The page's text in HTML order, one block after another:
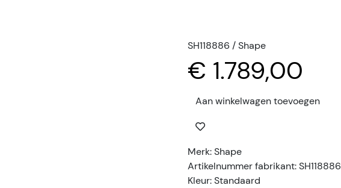
SH118886 / Shape
€ 1.789,00
Aan winkelwagen toevoegen
Merk: Shape
Artikelnummer fabrikant: SH118886
Kleur: Standaard